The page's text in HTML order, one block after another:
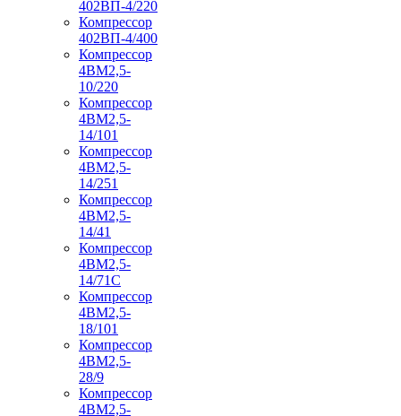
402ВП-4/220
Компрессор
402ВП-4/400
Компрессор
4ВМ2,5-
10/220
Компрессор
4ВМ2,5-
14/101
Компрессор
4ВМ2,5-
14/251
Компрессор
4ВМ2,5-
14/41
Компрессор
4ВМ2,5-
14/71C
Компрессор
4ВМ2,5-
18/101
Компрессор
4ВМ2,5-
28/9
Компрессор
4ВМ2,5-